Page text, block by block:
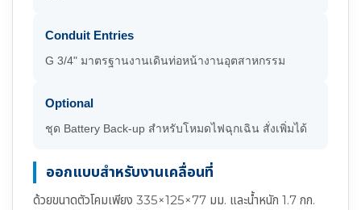
Conduit Entries
G 3/4" มาตรฐานงานเดินท่อหน้างานอุตสาหกรรม
Optional
ชุด Battery Back-up สำหรับโหมดไฟฉุกเฉิน สั่งเพิ่มได้
ออกแบบสำหรับงานเคลื่อนที่
ด้วยขนาดตัวโคมเพียง 335×125×77 มม. และน้ำหนัก 1.7 กก.